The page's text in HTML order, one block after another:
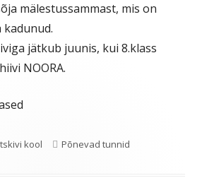
mälestussammast, mis on
jätkub juunis, kui 8.klass
NOORA.
kool Categories
Põnevad tunnid